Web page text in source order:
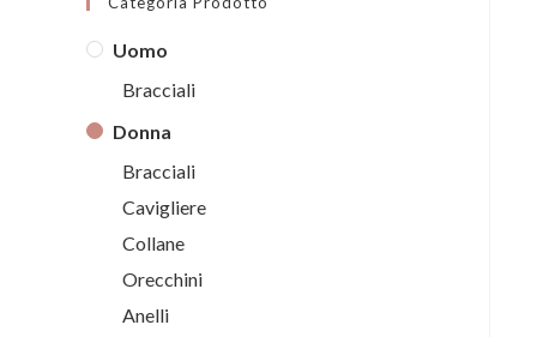
Uomo
Bracciali
Donna
Bracciali
Cavigliere
Collane
Orecchini
Anelli